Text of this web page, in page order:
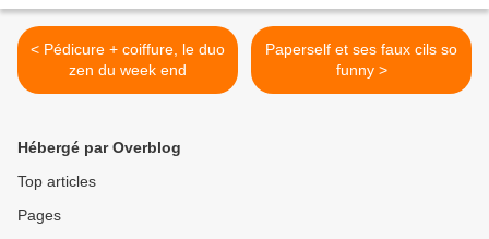
< Pédicure + coiffure, le duo
zen du week end
Paperself et ses faux cils so
funny >
Hébergé par Overblog
Top articles
Pages